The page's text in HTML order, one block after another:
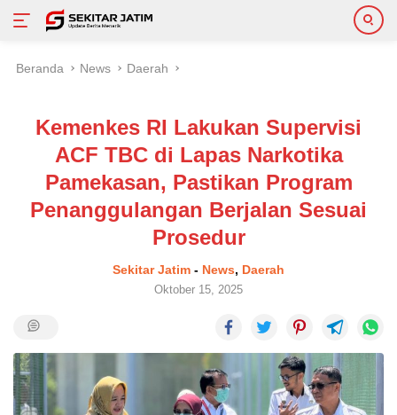
Beranda News Daerah
Kemenkes RI Lakukan Supervisi
ACF TBC di Lapas Narkotika
Pamekasan, Pastikan Program
Penanggulangan Berjalan Sesuai
Prosedur
Sekitar Jatim - News, Daerah
Oktober 15, 2025